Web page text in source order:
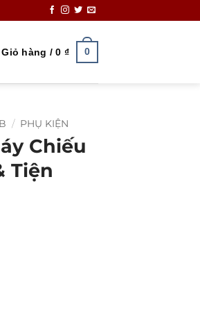
Giỏ hàng /0₫ 0
/ PHỤ KIỆN
Chiếu
Tiện